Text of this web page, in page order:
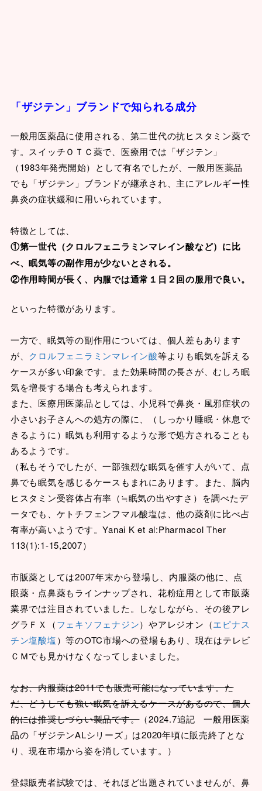
「ザジテン」ブランドで知られる成分
一般用医薬品に使用される、第二世代の抗ヒスタミン薬で
す。スイッチＯＴＣ薬で、医療用では「ザジテン」
（1983年発売開始）として有名でしたが、一般用医薬品
でも「ザジテン」ブランドが継承され、主にアレルギー性
鼻炎の症状緩和に用いられています。
特徴としては、
①第一世代（クロルフェニラミンマレイン酸など）に比
べ、眠気等の副作用が少ないとされる。
②作用時間が長く、内服では通常１日２回の服用で良い。
といった特徴があります。
一方で、眠気等の副作用については、個人差もあります
が、 クロルフェニラミンマレイン酸等よりも眠気を訴える
ケースが多い印象です。また効果時間の長さが、むしろ眠
気を増長する場合も考えられます。
また、医療用医薬品としては、小児科で鼻炎・風邪症状の
小さいお子さんへの処方の際に、（しっかり睡眠・休息で
きるように）眠気も利用するような形で処方されることも
あるようです。
（私もそうでしたが、一部強烈な眠気を催す人がいて、点
鼻でも眠気を感じるケースもまれにあります。また、脳内
ヒスタミン受容体占有率（≒眠気の出やすさ）を調べたデ
ータでも、ケトチフェンフマル酸塩は、他の薬剤に比べ占
有率が高いようです。Yanai K et al:Pharmacol Ther
113(1):1-15,2007）
市販薬としては2007年末から登場し、内服薬の他に、点
眼薬・点鼻薬もラインナップされ、花粉症用として市販薬
業界では注目されていました。しなしながら、その後アレ
グラＦＸ（フェキソフェナジン）やアレジオン（エピナス
チン塩酸塩）等のOTC市場への登場もあり、現在はテレビ
ＣＭでも見かけなくなってしまいました。
なお、内服薬は2011でも販売可能になっています。た
だ、どうしても強い眠気を訴えるケースがあるので、個人
的には推奨しづらい製品です。（2024.7追記 一般用医薬
品の「ザジテンALシリーズ」は2020年頃に販売終了とな
り、現在市場から姿を消しています。）
登録販売者試験では、それほど出題されていませんが、鼻